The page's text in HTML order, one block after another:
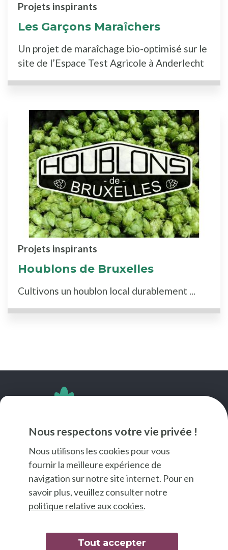
Nous respectons votre vie privée !
Nous utilisons les cookies pour vous
fournir la meilleure expérience de
navigation sur notre site internet. Pour en
savoir plus, veuillez consulter notre
politique relative aux cookies.
Tout accepter
Les Garçons Maraîchers
Projets inspirants
Un projet de maraîchage bio-optimisé sur le
site de l’Espace Test Agricole à Anderlecht
Houblons de Bruxelles
Projets inspirants
Cultivons un houblon local durablement ...